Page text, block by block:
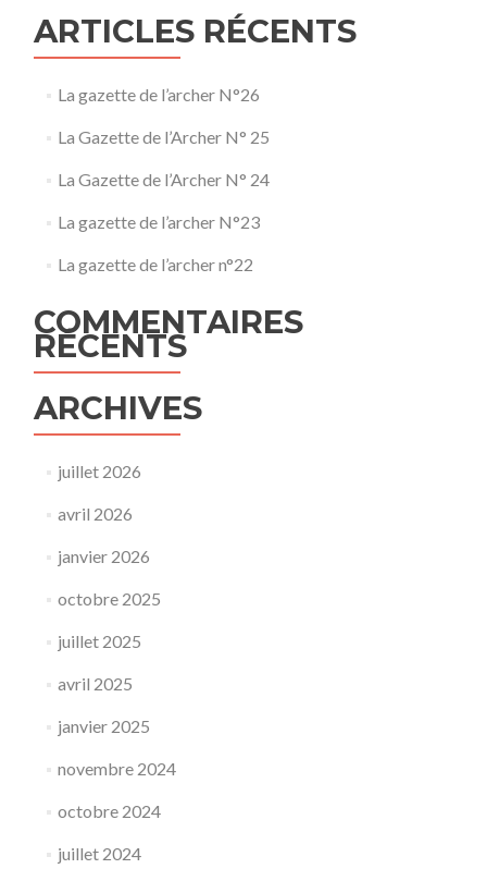
ARTICLES RÉCENTS
La gazette de l’archer N°26
La Gazette de l’Archer N° 25
La Gazette de l’Archer N° 24
La gazette de l’archer N°23
La gazette de l’archer n°22
COMMENTAIRES
RÉCENTS
ARCHIVES
juillet 2026
avril 2026
janvier 2026
octobre 2025
juillet 2025
avril 2025
janvier 2025
novembre 2024
octobre 2024
juillet 2024